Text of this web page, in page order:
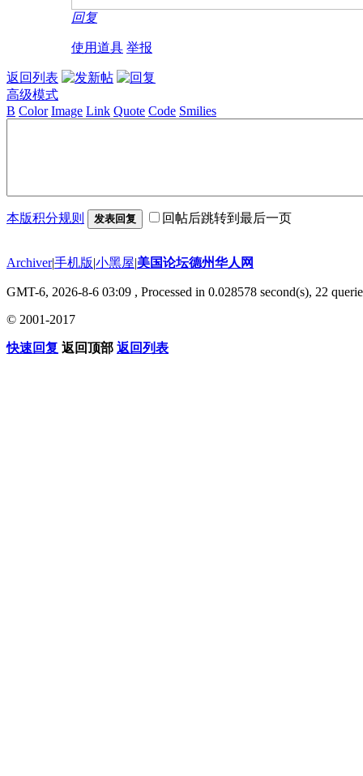
回复
使用道具 举报
返回列表
高级模式
B Color Image Link Quote Code Smilies
本版积分规则 发表回复 回帖后跳转到最后一页
Archiver|手机版|小黑屋|美国论坛德州华人网
GMT-6, 2026-8-6 03:09 , Processed in 0.028578 second(s), 22
© 2001-2017
快速回复 返回顶部 返回列表